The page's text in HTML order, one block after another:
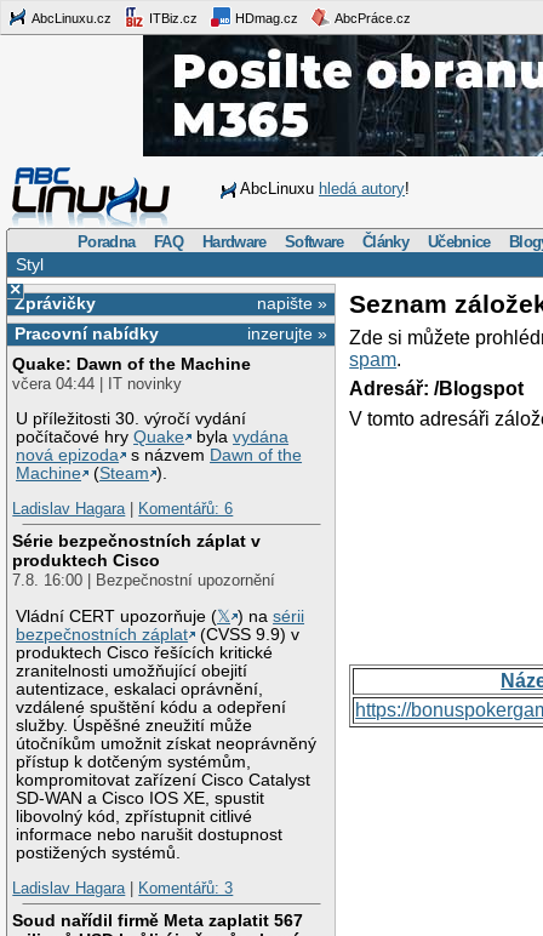
AbcLinuxu.cz ITBiz.cz HDmag.cz AbcPráce.cz
AbcLinuxu hledá autory!
Poradna FAQ Hardware Software Články Učebnice
Styl
×
napište »
Zprávičky
inzerujte »
Pracovní nabídky
Quake: Dawn of the Machine
včera 04:44 | IT novinky
U příležitosti 30. výročí vydání
počítačové hryQuake bylavydána
nová epizoda
s názvem Dawn of the
Machine
(Steam ).
Ladislav Hagara| Komentářů: 6
Série bezpečnostních záplat v
produktech Cisco
7.8. 16:00 | Bezpečnostní upozornění
Vládní CERT upozorňuje (𝕏 ) nasérii
bezpečnostních záplat
(CVSS 9.9) v
produktech Cisco řešících kritické
zranitelnosti umožňující obejití
autentizace, eskalaci oprávnění,
vzdálené spuštění kódu a odepření
služby. Úspěšné zneužití může
útočníkům umožnit získat neoprávněný
přístup k dotčeným systémům,
kompromitovat zařízení Cisco Catalyst
SD-WAN a Cisco IOS XE, spustit
libovolný kód, zpřístupnit citlivé
informace nebo narušit dostupnost
postižených systémů.
Ladislav Hagara| Komentářů: 3
Soud nařídil firmě Meta zaplatit 567
Seznam
Zde si můžete
spam.
Adresář: /Blogspot
V tomto adresáři
https://